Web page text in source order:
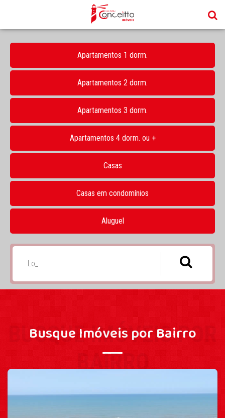
Apartamentos 1 dorm.
Apartamentos 2 dorm.
Apartamentos 3 dorm.
Apartamentos 4 dorm. ou +
Casas
Casas em condomínios
Aluguel
Busque Imóveis por Bairro
BUSQUE IMÓVEIS POR
BAIRRO